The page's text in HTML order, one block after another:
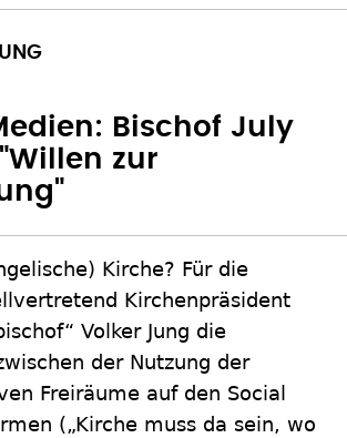
Bischof July
zur
Kirche? Für die
Kirchenpräsident
Volker Jung die
der Nutzung der
Freiräume auf den Social
(„Kirche muss da sein, wo